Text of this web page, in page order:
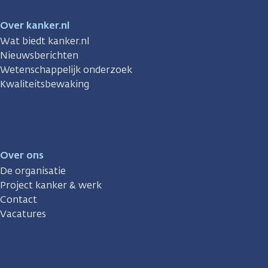
Over kanker.nl
Wat biedt kanker.nl
Nieuwsberichten
Wetenschappelijk onderzoek
Kwaliteitsbewaking
Over ons
De organisatie
Project kanker & werk
Contact
Vacatures